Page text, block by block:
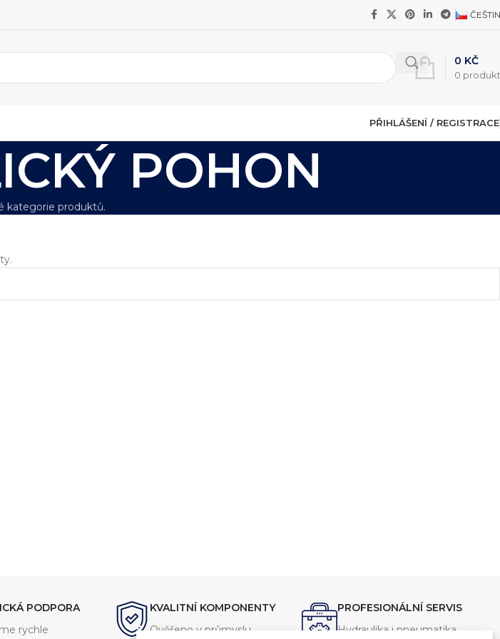
0
0 KČ
PŘIHLÁŠENÍ / REGISTRACE
POHON
kategorie produktů.
PODPORA
rychle
KVALITNÍ KOMPONENTY
Ověřeno v průmyslu
PROFESIONÁLNÍ SERVIS
Hydraulika i pneumatika